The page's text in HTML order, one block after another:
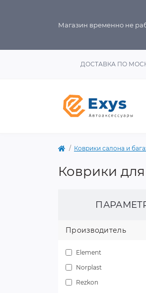
Магазин временно не
ДОСТАВКА ПО
Коврики салона и
Коврики
Производитель
Element
Norplast
Rezkon